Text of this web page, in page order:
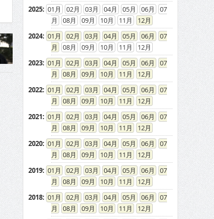
2025: 01 02 03 04 05 06
07
08
09 10 11
12
2024: 01 02 03 04 05 06
07
08
09 10 11
12
2023: 01 02 03 04 05 06
07
08
09 10 11
12
2022: 01 02 03 04 05 06
07
08
09 10 11
12
2021: 01 02 03 04 05 06
07
08
09 10 11
12
2020: 01 02 03 04 05 06
07
08
09 10 11
12
2019: 01 02 03 04 05 06
07
08
09 10 11
12
2018: 01 02 03 04 05 06
07
08
09 10 11
12